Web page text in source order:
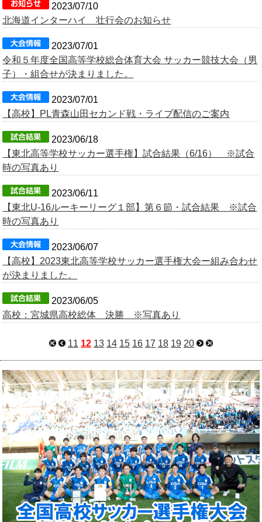
2023/07/10
北海道インターハイ 壮行会のお知らせ
2023/07/01
令和５年度全国高等学校総合体育大会 サッカー競技大会（男
子）・組合せが決まりました。
2023/07/01
【高校】PL青森山田セカンド戦・ライブ配信のご案内
2023/06/18
【東北高等学校サッカー選手権】試合結果（6/16） ※試合
時の写真あり
2023/06/11
【東北U-16ルーキーリーグ１部】第６節・試合結果 ※試合
時の写真あり
2023/06/07
【高校】2023東北高等学校サッカー選手権大会ー組み合わせ
が決まりました。
2023/06/05
高校：宮城県高校総体 決勝 ※写真あり
11 12 13 14 15 16 17 18 19 20